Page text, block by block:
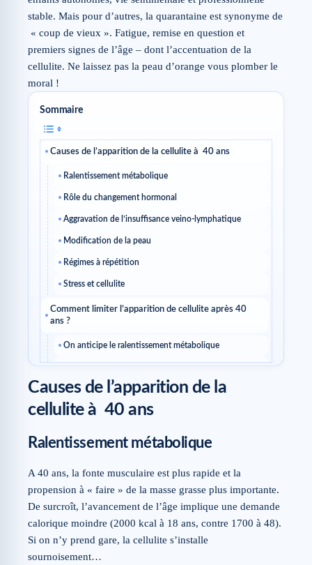
stable. Mais pour d’autres, la quarantaine est synonyme de
« coup de vieux ». Fatigue, remise en question et
premiers signes de l’âge – dont l’accentuation de la
cellulite. Ne laissez pas la peau d’orange vous plomber le
moral !
Sommaire
Causes de l’apparition de la cellulite à 40 ans
Ralentissement métabolique
Rôle du changement hormonal
Aggravation de l’insuffisance veino-lymphatique
Modification de la peau
Régimes à répétition
Stress et cellulite
Comment limiter l’apparition de cellulite après 40
ans ?
On anticipe le ralentissement métabolique
On n’abandonne pas le sport
On soigne sa peau
Quid des soins pour limiter l’apparition de la cellulite,
après 40 ans ?
Dans le même thème
Causes de l’apparition de la
cellulite à 40 ans
Ralentissement métabolique
A 40 ans, la fonte musculaire est plus rapide et la
propension à « faire » de la masse grasse plus importante.
De surcroît, l’avancement de l’âge implique une demande
calorique moindre (2000 kcal à 18 ans, contre 1700 à 48).
Si on n’y prend gare, la cellulite s’installe
sournoisement…